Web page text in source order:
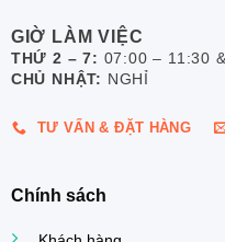
GIỜ LÀM VIỆC
THỨ 2 – 7: 07:00 – 11:30
CHỦ NHẬT: NGHỈ
TƯ VẤN & ĐẶT HÀNG
Chính sách